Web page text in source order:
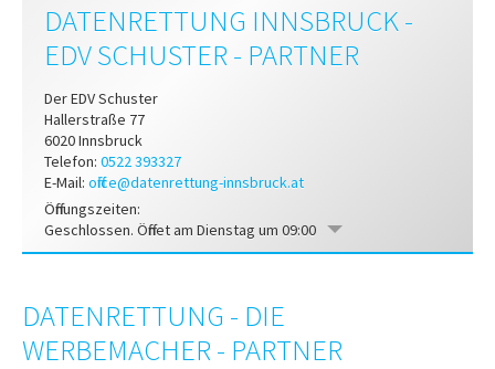
DATENRETTUNG INNSBRUCK -
EDV SCHUSTER- PARTNER
Der EDV Schuster
Hallerstraße 77
6020Innsbruck
Telefon: 0522 393327
E-Mail: office@datenrettung-innsbruck.at
Öffnungszeiten:
Geschlossen. Öffnet am Dienstag um 09:00
DATENRETTUNG - DIE
WERBEMACHER - PARTNER